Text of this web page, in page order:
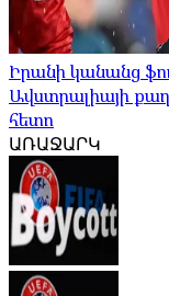
Իրանի կանանց
Ավստրալիայի
հետո
ԱՌԱՋԱՐԿ